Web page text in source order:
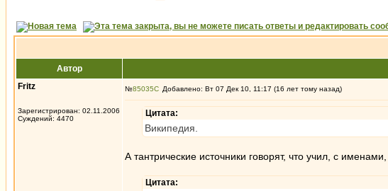
Автор
Fritz
Зарегистрирован: 02.11.2006
Суждений: 4470
№85035 Добавлено: Вт 07 Дек 10, 11:17 (16 лет тому назад)
Цитата:
Википедия.
А тантрические источники говорят, что учил, с
Цитата: